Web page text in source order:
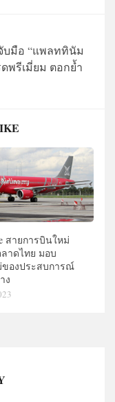
บมือ “แพลททินัม
พรีเมี่ยม ตอกย้ำ
สายการบินใหม่
าดไทย มอบ
องประสบการณ์
ง